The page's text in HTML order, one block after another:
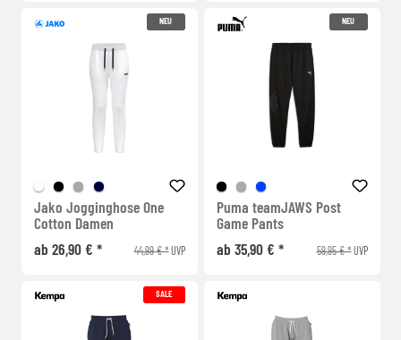
NEU
Jako Jogginghose One
Cotton Damen
ab 26,90 € *
44,99 € *UVP
NEU
Puma teamJAWS Post
Game Pants
ab 35,90 € *
59,95 € *UVP
SALE